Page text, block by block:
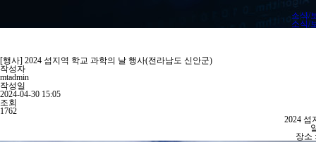
소식/
소식/
[행사] 2024 섬지역 학교 과학의 날 행사(전라남도 신안군)
작성자
mtadmin
작성일
2024-04-30 15:05
조회
1762
2024 섬
장소